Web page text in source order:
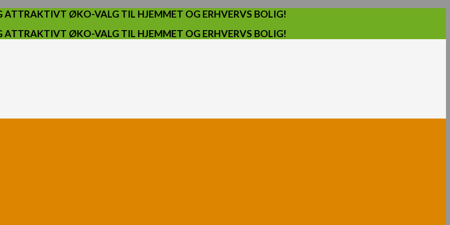
ATTRAKTIVT ØKO-VALG TIL HJEMMET OG ERHVERVS BOLIG!
ATTRAKTIVT ØKO-VALG TIL HJEMMET OG ERHVERVS BOLIG!